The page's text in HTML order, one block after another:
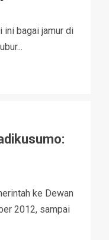
bagai jamur di
ke Dewan
2012, sampai